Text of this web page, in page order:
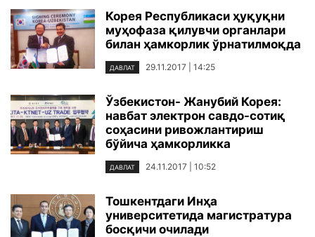
Корея Республикаси ҳуқуқни
муҳофаза қилувчи органлари
билан ҳамкорлик ўрнатилмоқда
ДАВЛАТ 29.11.2017 | 14:25
Ўзбекистон- Жанубий Корея:
навбат электрон савдо-сотиқ
соҳасини ривожлантириш
бўйича ҳамкорликка
ДАВЛАТ 24.11.2017 | 10:52
Тошкентдаги Инҳа
университетида магистратура
босқичи очилади